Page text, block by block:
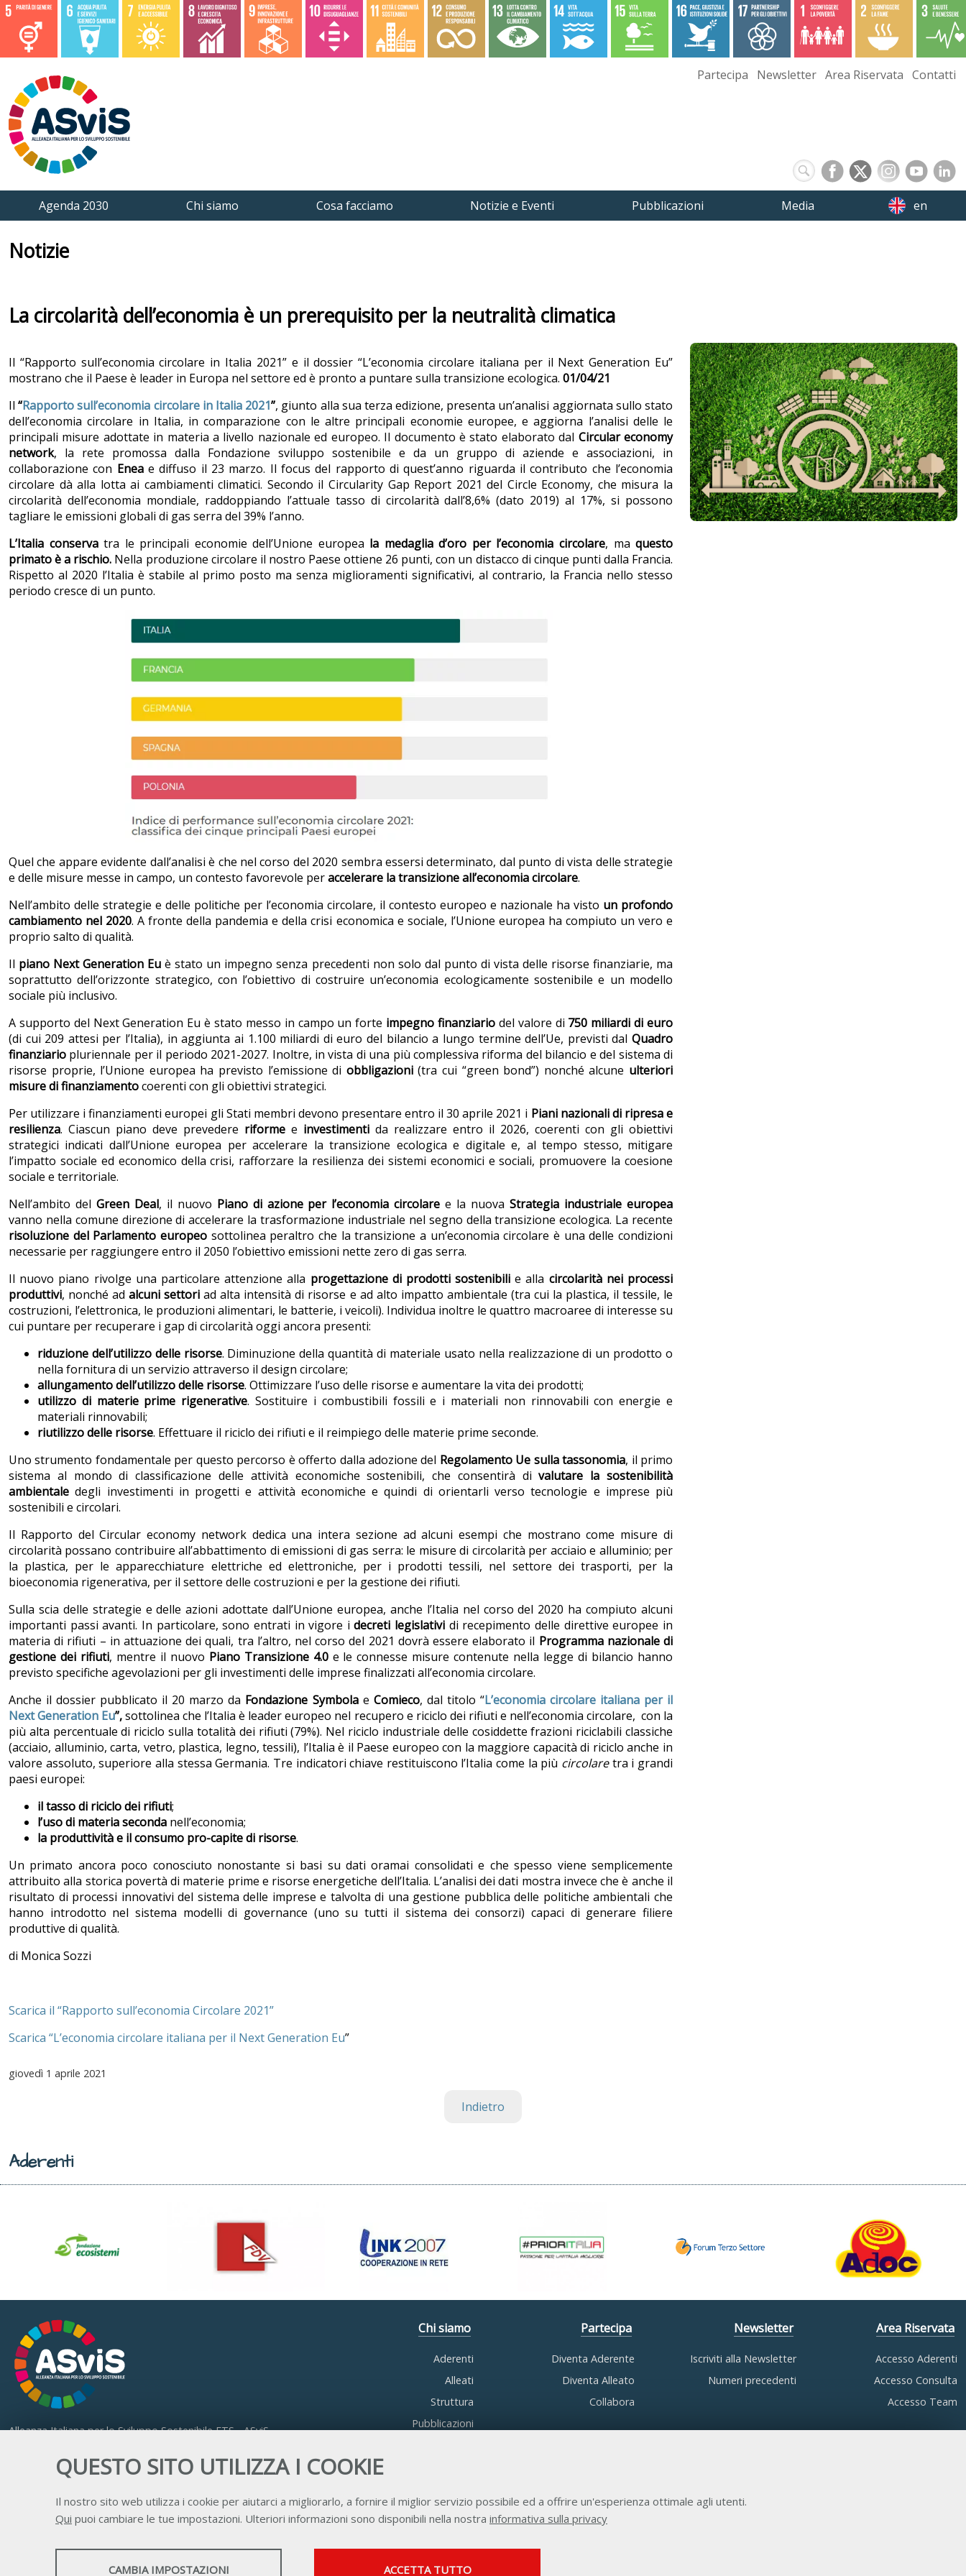
QUESTO SITO UTILIZZA I COOKIE
Il nostro sito web utilizza i cookie per aiutarci a migliorarlo, a fornire il miglior servizio possibile ed a offrire un'esperienza ottimale agli utenti.
Qui puoi cambiare le tue impostazioni. Ulteriori informazioni sono disponibili nella nostra informativa sulla privacy
STATISTICHE SERVIZI FACOLTATVI
CAMBIA IMPOSTAZIONI ACCETTA TUTTO
Partecipa Newsletter Area Riservata Contatti
Agenda 2030 Chi siamo Cosa facciamo Notizie e Eventi Pubblicazioni Media en
Notizie
La circolarità dell’economia è un prerequisito per la neutralità climatica
Il “Rapporto sull’economia circolare in Italia 2021” e il dossier “L’economia circolare italiana per il Next Generation Eu”
mostrano che il Paese è leader in Europa nel settore ed è pronto a puntare sulla transizione ecologica. 01/04/21
Il“Rapporto sull’economia circolare in Italia 2021”, giunto alla sua terza edizione, presenta un’analisi aggiornata sullo stato
dell’economia circolare in Italia, in comparazione con le altre principali economie europee, e aggiorna l’analisi delle le
principali misure adottate in materia a livello nazionale ed europeo. Il documento è stato elaborato dal Circular economy
network, la rete promossa dalla Fondazione sviluppo sostenibile e da un gruppo di aziende e associazioni, in
collaborazione con Eneae diffuso il 23 marzo. Il focus del rapporto di quest’anno riguarda il contributo che l’economia
circolare dà alla lotta ai cambiamenti climatici. Secondo il Circularity Gap Report 2021 del Circle Economy, che misura la
circolarità dell’economia mondiale, raddoppiando l’attuale tasso di circolarità dall’8,6% (dato 2019) al 17%, si possono
tagliare le emissioni globali di gas serra del 39% l’anno.
L’Italia conservatra le principali economie dell’Unione europea la medaglia d’oro per l’economia circolare, ma questo
primato è a rischio. Nella produzione circolare il nostro Paese ottiene 26 punti, con un distacco di cinque punti dalla Francia.
Rispetto al 2020 l’Italia è stabile al primo posto ma senza miglioramenti significativi, al contrario, la Francia nello stesso
periodo cresce di un punto.
Quel che appare evidente dall’analisi è che nel corso del 2020 sembra essersi determinato, dal punto di vista delle strategie
e delle misure messe in campo, un contesto favorevole peraccelerare la transi­zione all’economia circolare.
Nell’ambito delle strategie e delle politiche per l’economia circolare, il contesto europeo e nazionale ha visto un profondo
cambiamento nel 2020. A fronte della pandemia e della crisi economica e sociale, l’Unione europea ha compiuto un vero e
proprio salto di qualità.
Il piano Next Generation Euè stato un impegno senza precedenti non solo dal punto di vista delle risorse finanziarie, ma
soprattutto dell’orizzonte strategico, con l’obiettivo di costruire un’economia ecologicamente sostenibile e un modello
sociale più inclusivo.
A supporto del Next Generation Eu è stato messo in campo un forte impegno finanziario del valore di 750 miliardi di euro
(di cui 209 attesi per l’Italia), in aggiunta ai 1.100 miliardi di euro del bilancio a lungo termine dell’Ue, previsti dal Quadro
finan­ziario pluriennale per il periodo 2021-2027. Inoltre, in vista di una più complessiva riforma del bilancio e del sistema di
risorse proprie, l’Unione europea ha previsto l’emissione di obbligazioni(tra cui “green bond”) nonché alcune ulteriori
misure di finanziamentocoerenti con gli obietti­vi strategici.
Per utilizzare i finanziamenti europei gli Stati membri devono presentare entro il 30 aprile 2021 i Piani nazionali di ripresa e
resilienza. Ciascun piano deve prevedere riforme e investimenti da realizzare entro il 2026, coerenti con gli obiettivi
strategici indicati dall’Unione europea per accelerare la transizione ecologica e digitale e, al tempo stesso, mitigare
l’impatto so­ciale ed economico della crisi, rafforzare la resilienza dei sistemi economici e sociali, promuovere la coesione
sociale e territoriale.
Nell’ambito del Green Deal, il nuovo Piano di azione per l’economia circolaree la nuovaStrategia industriale europea
vanno nella comune direzione di accelerare la trasformazio­ne industriale nel segno della transizione ecologica. La recente
risoluzione del Parlamento europeo sottolinea peraltro che la transizione a un’economia circolare è una delle condizioni
necessarie per raggiungere entro il 2050 l’obiettivo emissioni nette zero di gas serra.
Il nuovo piano rivolge una particolare attenzione alla progettazione di prodotti sostenibilie alla circolarità nei processi
produttivi, nonché adalcuni settoriad alta intensità di risorse e ad alto impatto ambientale (tra cui la plastica, il tessile, le
costruzioni, l’elettronica, le produzioni alimentari, le batterie, i veicoli). Individua inoltre le quattro macroaree di interesse su
cui puntare per recuperare i gap di circolarità oggi ancora presenti:
riduzione dell’utilizzo delle risorse. Diminuzione della quantità di materiale usato nella realizzazione di un prodotto o
nella fornitura di un servizio attraverso il design circolare;
allungamento dell’utilizzo delle risorse. Ottimizzare l’uso delle risorse e aumentare la vita dei prodotti;
utilizzo di materie prime rigenerative. Sostituire i combustibili fossili e i materiali non rinnovabili con energie e
materiali rinnovabili;
riutilizzo delle risorse. Effettuare il riciclo dei rifiuti e il reimpiego delle materie prime seconde.
Uno strumento fondamentale per questo percorso è offerto dalla adozione del Regolamento Ue sulla tassonomia, il primo
sistema al mondo di classificazione delle attività economiche sostenibili, che consentirà divalutare la sostenibilità
ambientale degli in­vestimenti in progetti e attività economiche e quindi di orientarli verso tecnolo­gie e imprese più
sostenibili e circolari.
Il Rapporto del Circular economy network dedica una intera sezione ad alcuni esempi che mostrano come misure di
circolarità possano contribuire all’abbattimento di emissioni di gas serra: le misure di circolarità per acciaio e alluminio; per
la plastica, per le apparecchiature elettriche ed elettroniche, per i prodotti tessili, nel settore dei trasporti, per la
bioeconomia rigenerativa, per il settore delle costruzioni e per la gestione dei rifiuti.
Sulla scia delle strategie e delle azioni adottate dall’Unione europea, anche l’Italia nel corso del 2020 ha compiuto alcuni
importanti passi avanti. In particolare, sono entrati in vigore idecreti legislativi di recepimento delle direttive europee in
materia di rifiuti – in attuazione dei quali, tra l’altro, nel corso del 2021 dovrà essere elaborato il Programma nazionale di
gestione dei rifiuti, mentre il nuovo Piano Transizione 4.0 e le connesse misure contenute nella legge di bilancio hanno
previsto specifiche agevolazioni per gli investimenti delle imprese finalizzati all’economia circolare.
Anche il dossier pubblicato il 20 marzo da Fondazione Symbolae Comieco, dal titolo “L’economia circolare italiana per il
Next Generation Eu”,sottolinea che l’Italia è leader europeo nel recupero e riciclo dei rifiuti e nell’economia circolare, con la
più alta percentuale di riciclo sulla totalità dei rifiuti (79%). Nel riciclo industriale delle cosiddette frazioni riciclabili classiche
(acciaio, alluminio, carta, vetro, plastica, legno, tessili), l’Italia è il Paese europeo con la maggiore capacità di riciclo anche in
valore assoluto, superiore alla stessa Germania. Tre indicatori chiave restituiscono l’Italia come la più circolaretra i grandi
paesi europei:
iltasso di riciclo dei rifiuti;
l’uso di materia seconda nell’economia;
la produttività e il consumo pro-capite di risorse.
Un primato ancora poco conosciuto nonostante si basi su dati oramai consolidati e che spesso viene semplicemente
attribuito alla storica povertà di materie prime e risorse ener­getiche dell’Italia. L’analisi dei dati mostra invece che è anche il
risultato di processi innovativi del sistema delle imprese e talvolta di una gestione pubblica delle politiche ambientali che
hanno introdotto nel sistema modelli di governance (uno su tutti il sistema dei consorzi) capaci di generare filiere
produttive di qualità.
di Monica Sozzi
Scarica il “Rapporto sull’economia Circolare 2021”
Scarica “L’economia circolare italiana per il Next Generation Eu”
giovedì 1 aprile 2021
Indietro
Aderenti
Alleanza Italiana per lo Sviluppo Sostenibile ETS - ASviS
C.F. 97893090585 P.IVA 14610671001
Chi siamo
Aderenti
Alleati
Struttura
Pubblicazioni
Partecipa
Diventa Aderente
Diventa Alleato
Collabora
Newsletter
Iscriviti alla Newsletter
Numeri precedenti
Area Riservata
Accesso Aderenti
Accesso Consulta
Accesso Team
Contatti Privacy Trasparenza